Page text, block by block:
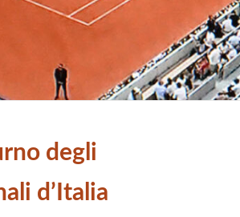
degli
d’Italia